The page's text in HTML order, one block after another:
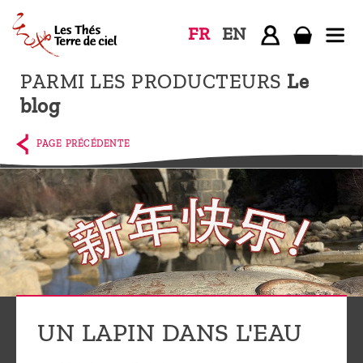
PARMI LES PRODUCTEURS Le
blog
FR EN
Accueil
La
boutique
Terre de
Ciel
Parmi les
producteurs,
le blog
Qui
sommes-
PAGE PRÉCÉDENTE
UN LAPIN DANS L'EAU